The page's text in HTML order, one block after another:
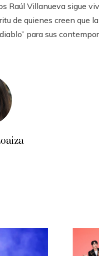
Raúl Villanueva sigue
de quienes creen que
para sus